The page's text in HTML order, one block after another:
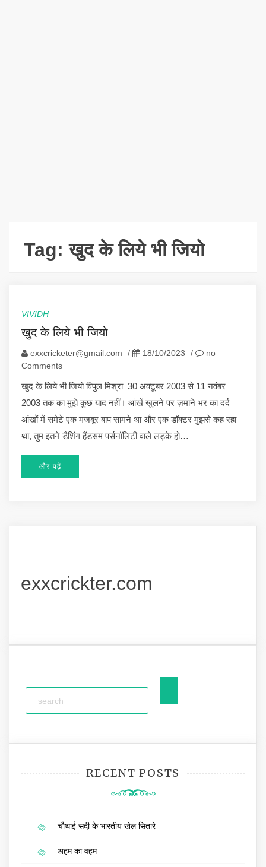
Tag:खुद के लिये भी जियो
VIVIDH
खुद के लिये भी जियो
exxcricketer@gmail.com / 18/10/2023 /
no
Comments
खुद के लिये भी जियो विपुल मिश्रा 30 अक्टूबर 2003 से 11 नवंबर
2003 तक का मुझे कुछ याद नहीं। आंखें खुलने पर ज़माने भर का दर्द
आंखों में समेटे एक मजबूर बाप सामने था और एक डॉक्टर मुझसे कह रहा
था, तुम इतने डैशिंग हैंडसम पर्सनॉलिटी वाले लड़के हो…
और पढ़ें
exxcrickter.com
RECENT POSTS
चौथाई सदी के भारतीय खेल सितारे
अहम का वहम